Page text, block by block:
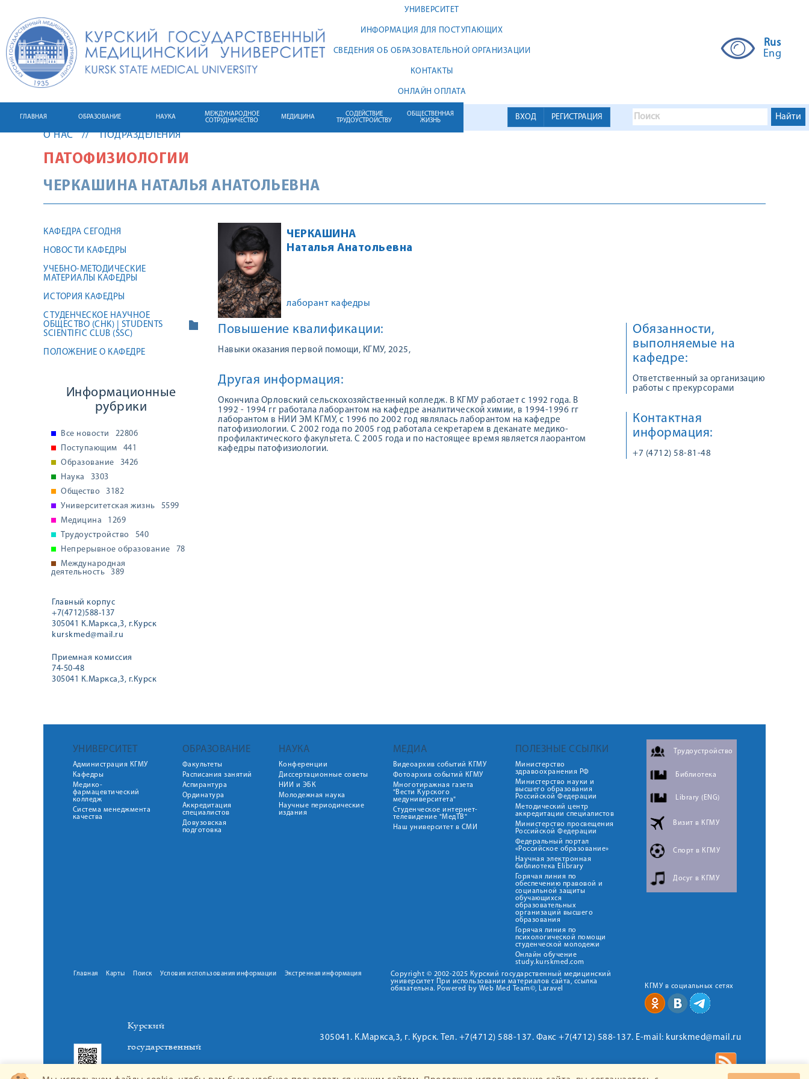
УНИВЕРСИТЕТ
ИНФОРМАЦИЯ ДЛЯ ПОСТУПАЮЩИХ
СВЕДЕНИЯ ОБ ОБРАЗОВАТЕЛЬНОЙ ОРГАНИЗАЦИИ
КОНТАКТЫ
ОНЛАЙН ОПЛАТА
Rus
Eng
ВХОД РЕГИСТРАЦИЯ
ГЛАВНАЯ ОБРАЗОВАНИЕ НАУКА
МЕЖДУНАРОДНОЕ
СОТРУДНИЧЕСТВО
МЕДИЦИНА
СОДЕЙСТВИЕ
ТРУДОУСТРОЙСТВУ
ОБЩЕСТВЕННАЯ
ЖИЗНЬ
О НАС ПОДРАЗДЕЛЕНИЯ
ПАТОФИЗИОЛОГИИ
ЧЕРКАШИНА НАТАЛЬЯ АНАТОЛЬЕВНА
КАФЕДРА СЕГОДНЯ
НОВОСТИ КАФЕДРЫ
УЧЕБНО-МЕТОДИЧЕСКИЕ
МАТЕРИАЛЫ КАФЕДРЫ
ИСТОРИЯ КАФЕДРЫ
СТУДЕНЧЕСКОЕ НАУЧНОЕ
ОБЩЕСТВО (СНК) | STUDENTS
SCIENTIFIC CLUB (SSC)
ПОЛОЖЕНИЕ О КАФЕДРЕ
Информационные
рубрики
Все новости
22806
Поступающим
441
Образование
3426
Наука
3303
Общество
3182
Университетская жизнь
5599
Медицина
1269
Трудоустройство
540
Непрерывное образование
78
Международная
деятельность
389
Главный корпус
+7(4712)588-137
305041 К.Маркса,3, г.Курск
kurskmed@mail.ru
Приемная комиссия
74-50-48
305041 К.Маркса,3, г.Курск
ЧЕРКАШИНА
Наталья Анатольевна
лаборант кафедры
Повышение квалификации:
Навыки оказания первой помощи, КГМУ, 2025,
Другая информация:
Окончила Орловский сельскохозяйственный колледж. В КГМУ работает с 1992 года. В
1992 - 1994 гг работала лаборантом на кафедре аналитической химии, в 1994-1996 гг
лаборантом в НИИ ЭМ КГМУ, с 1996 по 2002 год являлась лаборантом на кафедре
патофизиологии. С 2002 года по 2005 год работала секретарем в деканате медико-
профилактического факультета. С 2005 года и по настоящее время является лаорантом
кафедры патофизиологии.
Обязанности,
выполняемые на
кафедре:
Ответственный за организацию
работы с прекурсорами
Контактная
информация:
+7 (4712) 58-81-48
УНИВЕРСИТЕТ
Администрация КГМУ
Кафедры
Медико-
фармацевтический
колледж
Система менеджмента
качества
ОБРАЗОВАНИЕ
Факультеты
Расписания занятий
Аспирантура
Ординатура
Аккредитация
специалистов
Довузовская
подготовка
НАУКА
Конференции
Диссертационные советы
НИИ и ЭБК
Молодежная наука
Научные периодические
издания
МЕДИА
Видеоархив событий КГМУ
Фотоархив событий КГМУ
Многотиражная газета
"Вести Курского
медуниверситета"
Студенческое интернет-
телевидение "МедТВ"
Наш университет в СМИ
ПОЛЕЗНЫЕ ССЫЛКИ
Министерство
здравоохранения РФ
Министерство науки и
высшего образования
Российской Федерации
Методический центр
аккредитации специалистов
Министерство просвещения
Российской Федерации
Федеральный портал
«Российское образование»
Научная электронная
библиотека Elibrary
Горячая линия по
обеспечению правовой и
социальной защиты
обучающихся
образовательных
организаций высшего
образования
Горячая линия по
психологической помощи
студенческой молодежи
Онлайн обучение
study.kurskmed.com
Трудоустройство
Библиотека
Library (ENG)
Визит в КГМУ
Спорт в КГМУ
Досуг в КГМУ
Главная Карты Поиск Условия использования информации Экстренная информация
Copyright © 2002-2025 Курский государственный медицинский
университет При использовании материалов сайта, ссылка
обязательна. Powered by Web Med Team©, Laravel
КГМУ в социальных сетях
Курский
государственный
медицинский
305041. К.Маркса,3, г. Курск. Тел. +7(4712) 588-137. Факс +7(4712) 588-137. E-mail: kurskmed@mail.ru